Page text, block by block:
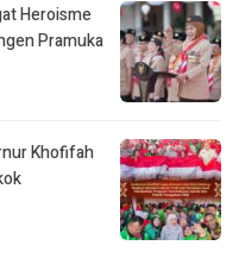
Heroisme
Pramuka
Khofifah